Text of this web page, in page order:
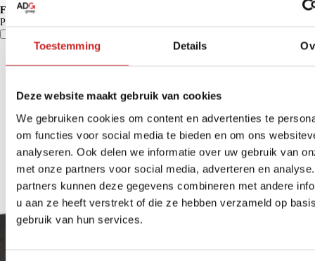
Toestemming Details
Deze website maakt gebruik van cookies
We gebruiken cookies om content en advertenties te
om functies voor social media te bieden en om ons
analyseren. Ook delen we informatie over uw gebruik van
met onze partners voor social media, adverteren en
partners kunnen deze gegevens combineren met andere
u aan ze heeft verstrekt of die ze hebben verzameld op
gebruik van hun services.
Financieren p/m vanaf
Particulier